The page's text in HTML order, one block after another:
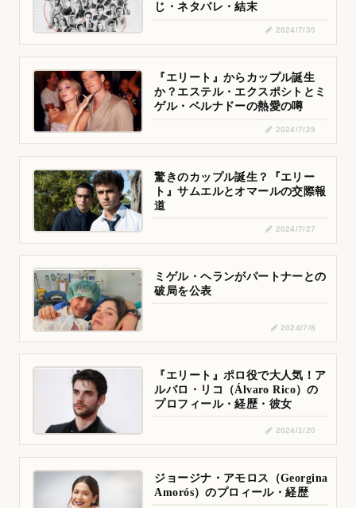
じ・ネタバレ・結末
2024/7/30
『エリート』からカップル誕生
か？エステル・エクスポシトとミ
ゲル・ベルナドーの熱愛の噂
2024/7/29
驚きのカップル誕生？『エリー
ト』サムエルとオマールの交際報
道
2024/7/27
ミゲル・ヘランがパートナーとの
破局を公表
2024/7/8
『エリート』ポロ役で大人気！ア
ルバロ・リコ（Álvaro Rico）の
プロフィール・経歴・彼女
2024/1/20
ジョージナ・アモロス（Georgina
Amorós）のプロィール・経歴